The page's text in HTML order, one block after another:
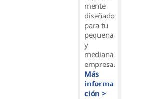
mente
diseñado
para tu
pequeña
y
mediana
empresa.
Más
informa
ción >